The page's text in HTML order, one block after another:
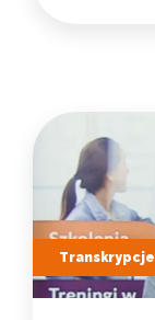
do
Transkrypcje